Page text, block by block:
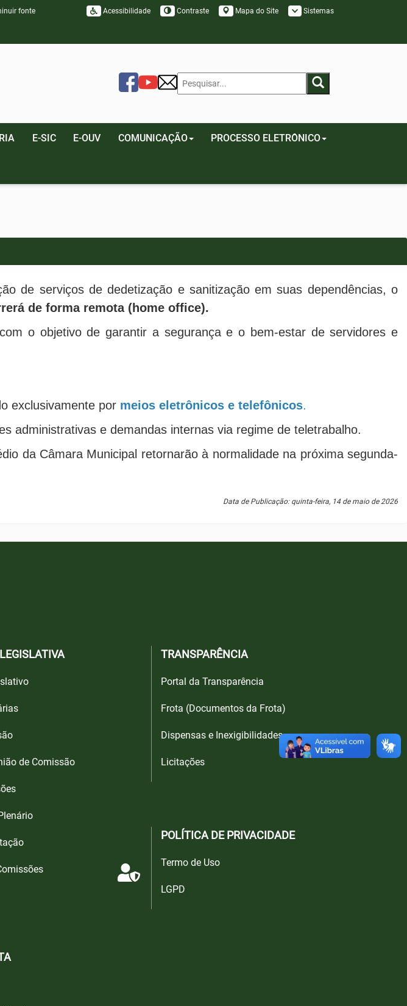
fonte Acessibilidade Contraste Mapa do Site Sistemas
E-SIC E-OUV COMUNICAÇÃO PROCESSO ELETRÔNICO
de serviços de dedetização e sanitização em suas dependências, o
de forma remota (home office).
o objetivo de garantir a segurança e o bem-estar de servidores e
exclusivamente por meios eletrônicos e telefônicos.
administrativas e demandas internas via regime de teletrabalho.
da Câmara Municipal retornarão à normalidade na próxima segunda-
Data de Publicação: quinta-feira, 14 de maio de 2026
de Comissão
TRANSPARÊNCIA
Portal da Transparência
Frota (Documentos da Frota)
Dispensas e Inexigibilidades
Licitações
POLÍTICA DE PRIVACIDADE
Termo de Uso
LGPD